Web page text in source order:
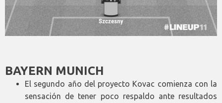
BAYERN MUNICH
El segundo año del proyecto Kovac comienza con la
sensación de tener poco respaldo ante resultados